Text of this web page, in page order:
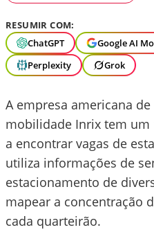
RESUMIR COM:
ChatGPT
Google AI
Perplexity
Grok
A empresa americana
mobilidade Inrix tem
a encontrar vagas de
utiliza informações de
estacionamento de
mapear a concentração
cada quarteirão.